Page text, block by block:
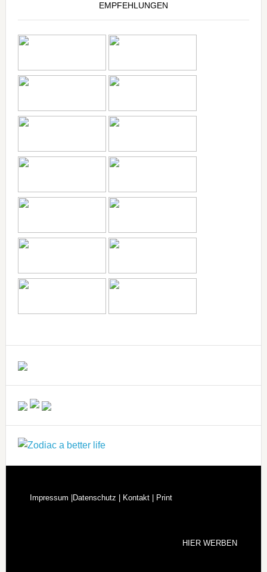
EMPFEHLUNGEN
Impressum | Datenschutz | Kontakt | Print
HIER WERBEN